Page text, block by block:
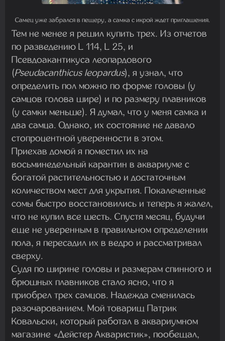
Самец уже забрался в пещеру, а самка с икрой ждет приглашения.
Тем не менее я решил купить трех. Из отчетов
по разведению L 114, L 25, и
Псевдоакантикуса леопардового
(Pseudacanthicus leopardus), я узнал, что
определить пол можно по форме головы (у
самцов голова шире) и по размеру плавников
(у самки меньше). Я думал, что у меня самка и
два самца. Однако, их состояние не давало
стопроцентной уверенности в этом.
Приехав домой я поместил их на
восьминедельный карантин в аквариуме с
богатой растительностью и достаточным
количеством мест для укрытия. Покалеченные
сомы быстро восстановились и теперь я жалел,
что не купил все шесть. Спустя месяц, будучи
еще не уверенным в правильном определении
пола, я пересадил их в ведро и рассматривал
сверху.
Судя по ширине головы и размерам спинного и
брюшных плавников стало ясно, что я
приобрел трех самцов. Надежда сменилась
разочарованием. Мой товарищ Патрик
Ковальски, который работал в аквариумном
магазине «Дейстер Акваристик», пообещал,